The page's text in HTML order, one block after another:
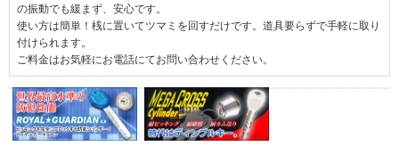
の振動でも緩まず、安心です。
使い方は簡単！桟に置いてツマミを回すだけです。道具要らずで手軽に取り
付けられます。
ご料金はお気軽にお電話にてお問い合わせください。